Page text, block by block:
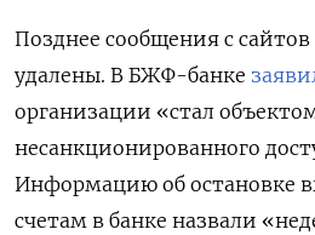
Позднее сообщения с
удалены. В БЖФ-банке
организации «стал
несанкционированного
Информацию об остановке
счетам в банке назвали